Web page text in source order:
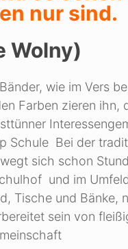
nur sind.
Wolny)
wie im Vers
Farben zieren ihn,
Schule Bei der
sich schon
und im
Tische und Bänke,
sein von